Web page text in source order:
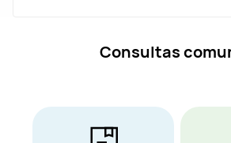
Consultas